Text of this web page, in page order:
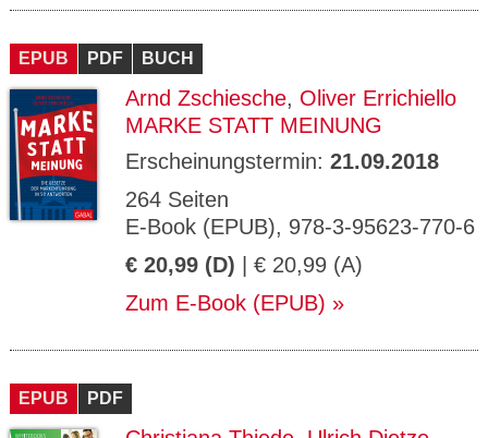
EPUB PDF BUCH
Arnd Zschiesche, Oliver Errichiello
MARKE STATT MEINUNG
Erscheinungstermin: 21.09.2018
264 Seiten
E-Book (EPUB), 978-3-95623-770-6
€ 20,99 (D) | € 20,99 (A)
Zum E-Book (EPUB)
EPUB PDF